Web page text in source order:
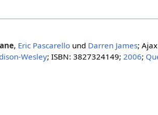
, Eric Pascarellound Darren James;
Wesley; ISBN: 3827324149; 2006;